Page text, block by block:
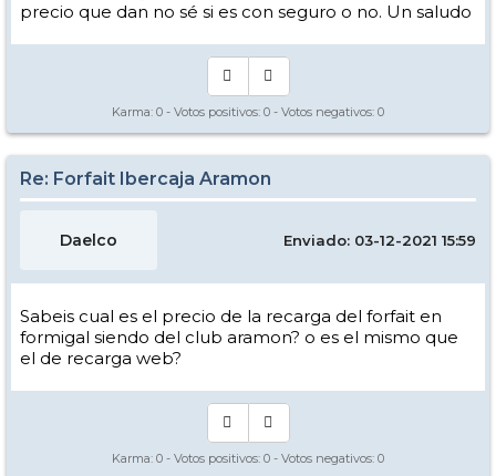
precio que dan no sé si es con seguro o no. Un saludo
Karma: 0 - Votos positivos: 0 - Votos negativos: 0
Re: Forfait Ibercaja Aramon
Daelco Enviado: 03-12-2021 15:59
Sabeis cual es el precio de la recarga del forfait en
formigal siendo del club aramon? o es el mismo que
el de recarga web?
Karma: 0 - Votos positivos: 0 - Votos negativos: 0